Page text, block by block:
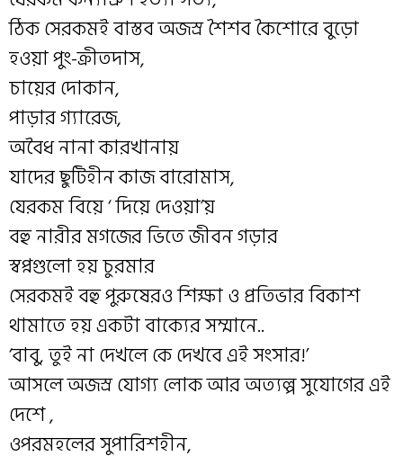
ঠিক সেরকমই বাস্তব অজস্র শৈশব কৈশোরে বুড়ো
হওয়া পুং-ক্রীতদাস,
চায়ের দোকান,
পাড়ার গ্যারেজ,
অবৈধ নানা কারখানায়
যাদের ছুটিহীন কাজ বারোমাস,
যেরকম বিয়ে ‘ দিয়ে দেওয়া’য়
বহু নারীর মগজের ভিতে জীবন গড়ার
স্বপ্নগুলো হয় চুরমার
সেরকমই বহু পুরুষেরও শিক্ষা ও প্রতিভার বিকাশ
থামাতে হয় একটা বাক্যের সম্মানে..
‘বাবু, তুই না দেখলে কে দেখবে এই সংসার!’
আসলে অজস্র যোগ্য লোক আর অত্যল্প সুযোগের এই
দেশে ,
ওপরমহলের সুপারিশহীন,